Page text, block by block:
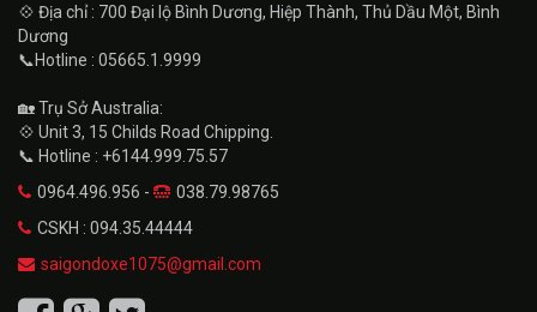
💠 Địa chỉ : 700 Đại lộ Bình Dương, Hiệp Thành, Thủ Dầu Một, Bình
Dương
📞Hotline : 05665.1.9999
🏡 Trụ Sở Australia:
💠 Unit 3, 15 Childs Road Chipping.
📞 Hotline : +6144.999.75.57
0964.496.956 -
038.79.98765
CSKH : 094.35.44444
saigondoxe1075@gmail.com